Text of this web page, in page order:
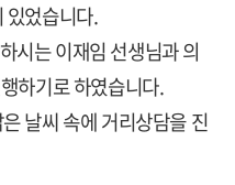
있었습니다.
시는 이재임 선생님과 의
하기로 하였습니다.
날씨 속에 거리상담을 진